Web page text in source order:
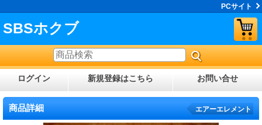
PCサイト
SBSホクブ
ログイン 新規登録はこちら お問い合せ
商品詳細 エアーエレメント